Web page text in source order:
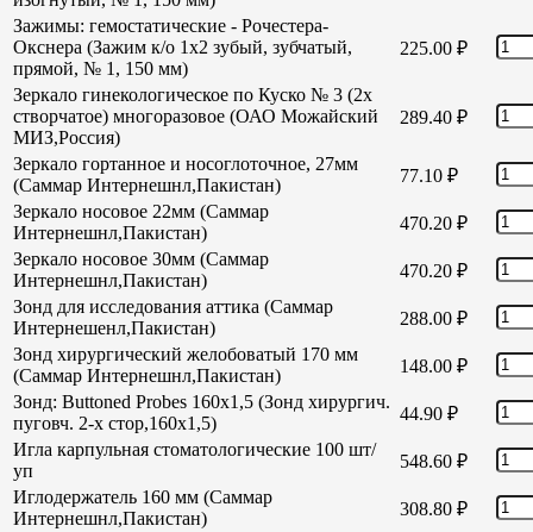
Зажимы: гемостатические - Рочестера-
Окснера (Зажим к/о 1х2 зубый, зубчатый,
прямой, № 1, 150 мм)
225.00 ₽
Зеркало гинекологическое по Куско № 3 (2х
створчатое) многоразовое (ОАО Можайский
МИЗ,Россия)
289.40 ₽
Зеркало гортанное и носоглоточное, 27мм
(Саммар Интернешнл,Пакистан)
77.10 ₽
Зеркало носовое 22мм (Саммар
Интернешнл,Пакистан)
470.20 ₽
Зеркало носовое 30мм (Саммар
Интернешнл,Пакистан)
470.20 ₽
Зонд для исследования аттика (Саммар
Интернешенл,Пакистан)
288.00 ₽
Зонд хирургический желобоватый 170 мм
(Саммар Интернешнл,Пакистан)
148.00 ₽
Зонд: Buttoned Probes 160х1,5 (Зонд хирургич.
пуговч. 2-х стор,160х1,5)
44.90 ₽
Игла карпульная стоматологические 100 шт/
уп
548.60 ₽
Иглодержатель 160 мм (Саммар
Интернешнл,Пакистан)
308.80 ₽